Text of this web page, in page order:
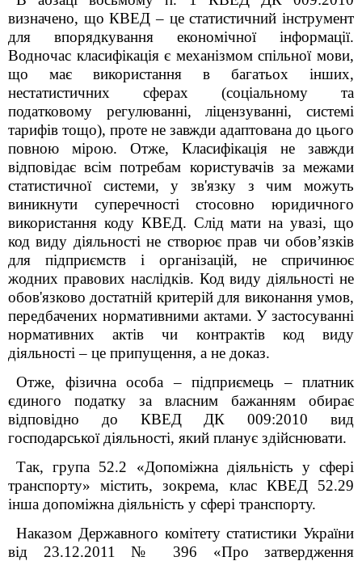
визначено, що КВЕД – це статистичний інструмент
для впорядкування економічної інформації.
Водночас класифікація є механізмом спільної мови,
що має використання в багатьох інших,
нестатистичних сферах (соціальному та
податковому регулюванні, ліцензуванні, системі
тарифів тощо), проте не завжди адаптована до цього
повною мірою. Отже, Класифікація не завжди
відповідає всім потребам користувачів за межами
статистичної системи, у зв'язку з чим можуть
виникнути суперечності стосовно юридичного
використання коду КВЕД. Слід мати на увазі, що
код виду діяльності не створює прав чи обов’язків
для підприємств і організацій, не спричинює
жодних правових наслідків. Код виду діяльності не
обов'язково достатній критерій для виконання умов,
передбачених нормативними актами. У застосуванні
нормативних актів чи контрактів код виду
діяльності – це припущення, а не доказ.
Отже, фізична особа – підприємець – платник
єдиного податку за власним бажанням обирає
відповідно до КВЕД ДК 009:2010 вид
господарської діяльності, який планує здійснювати.
Так, група 52.2 «Допоміжна діяльність у сфері
транспорту» містить, зокрема, клас КВЕД 52.29
інша допоміжна діяльність у сфері транспорту.
Наказом Державного комітету статистики України
від 23.12.2011 № 396 «Про затвердження